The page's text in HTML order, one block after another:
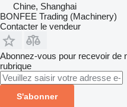
Chine, Shanghai
BONFEE Trading (Machinery)
Contacter le vendeur
Abonnez-vous pour recevoir de
rubrique
S'abonner